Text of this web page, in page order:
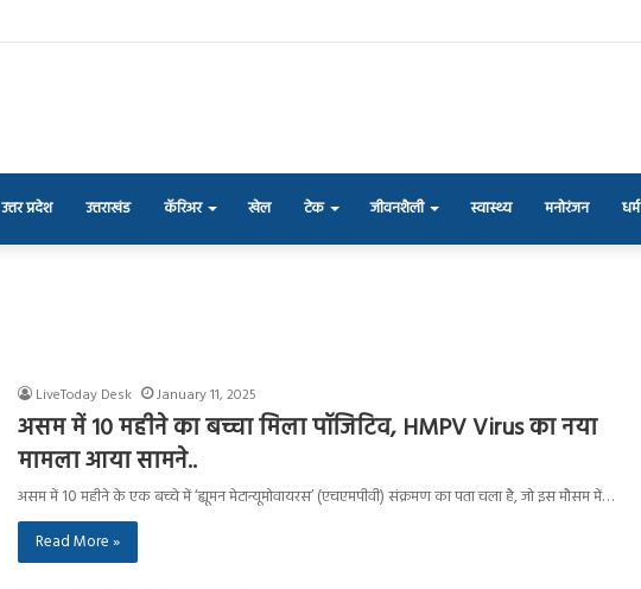
उत्तर प्रदेश उत्तराखंड कॅरिअर खेल टेक जीवनशैली स्वास्थ्य मनोरंजन धर्म
LiveToday Desk
January 11, 2025
असम में 10 महीने का बच्चा मिला पॉजिटिव, HMPV Virus का नया
मामला आया सामने..
असम में 10 महीने के एक बच्चे में ‘ह्यूमन मेटान्यूमोवायरस’ (एचएमपीवी) संक्रमण का पता चला है, जो इस मौसम में…
Read More »